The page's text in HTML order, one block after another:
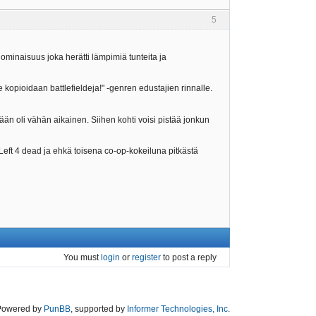
5
joka herätti lämpimiä tunteita ja
kopioidaan battlefieldeja!" -genren edustajien rinnalle.
oli vähän aikainen. Siihen kohti voisi pistää jonkun
4 dead ja ehkä toisena co-op-kokeiluna pitkästä
You mustlogin or register to post a reply
by PunBB , supported by Informer Technologies, Inc